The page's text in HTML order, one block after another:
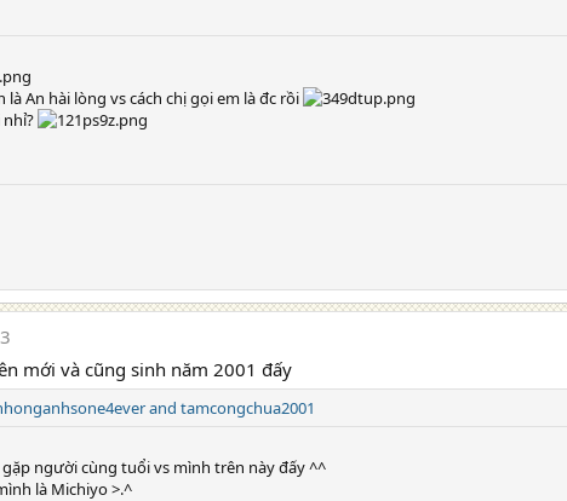
là An hài lòng vs cách chị gọi em là đc rồi
mới và cũng sinh năm 2001 đấy
and tamcongchua2001
người cùng tuổi vs mình trên này đấy ^^
là Michiyo >.^